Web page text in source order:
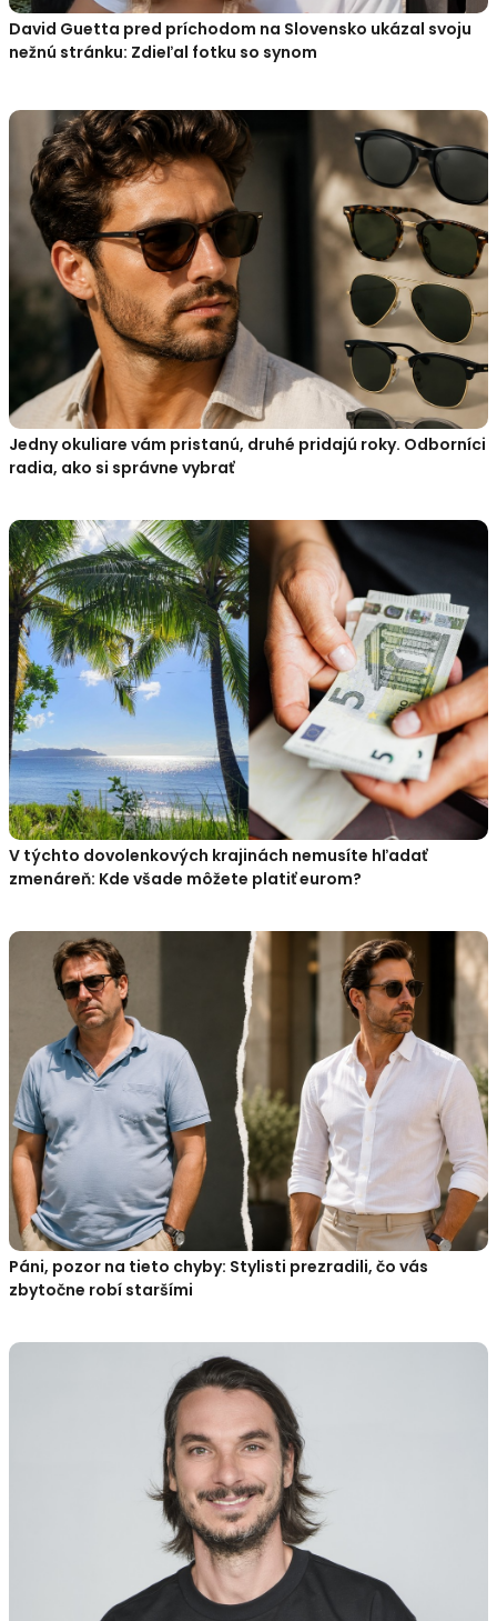
David Guetta pred príchodom na Slovensko ukázal svoju
nežnú stránku: Zdieľal fotku so synom
Jedny okuliare vám pristanú, druhé pridajú roky. Odborníci
radia, ako si správne vybrať
V týchto dovolenkových krajinách nemusíte hľadať
zmenáreň: Kde všade môžete platiť eurom?
Páni, pozor na tieto chyby: Stylisti prezradili, čo vás
zbytočne robí staršími